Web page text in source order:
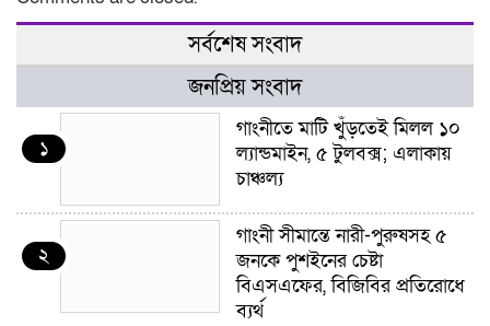
সর্বশেষ সংবাদ
জনপ্রিয় সংবাদ
১
গাংনীতে মাটি খুঁড়তেই মিলল ১০
ল্যান্ডমাইন, ৫ টুলবক্স; এলাকায়
চাঞ্চল্য
২
গাংনী সীমান্তে নারী-পুরুষসহ ৫
জনকে পুশইনের চেষ্টা
বিএসএফের, বিজিবির প্রতিরোধে
ব্যর্থ